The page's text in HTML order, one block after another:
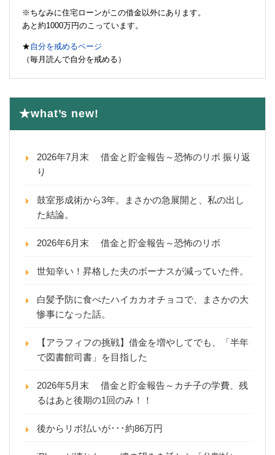
※ちなみに住宅ローンがこの借金以外にあります。
あと約1000万円のこっています。
★自分を戒めるページ
（毎月読んで自分を戒める）
★what’s new!
2026年7月末 借金と貯金報告～恐怖のリボ 振り返
り
鼓室形成術から3年。まさかの急展開と、私の出し
た結論。
2026年6月末 借金と貯金報告～恐怖のリボ
世知辛い！昇格した夫のボーナスが減っていた件。
白髪予防に食べたハイカカオチョコで、まさかの大
惨事になった話。
【アラフィフの挑戦】借金を増やしてでも、「半年
で図書館司書」を目指した
2026年5月末 借金と貯金報告～カチ子の学費、残
るはあと後期の1回のみ！！
後からリボ払いが･･･約86万円